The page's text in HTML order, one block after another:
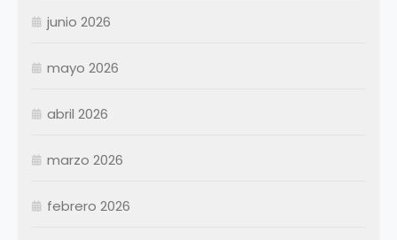
Enero
junio 2026
mayo 2026
abril 2026
marzo 2026
febrero 2026